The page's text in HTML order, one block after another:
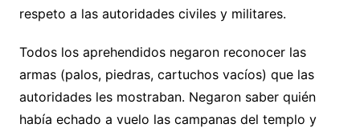
respeto a las autoridades civiles y militares.
Todos los aprehendidos negaron reconocer las
armas (palos, piedras, cartuchos vacíos) que las
autoridades les mostraban. Negaron saber quién
había echado a vuelo las campanas del templo y